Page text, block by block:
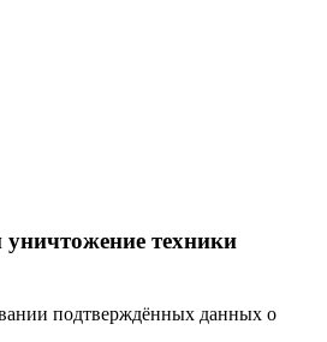
техники
подтверждённых данных о